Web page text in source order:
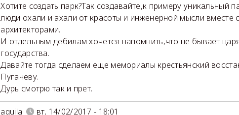
Хотите создать парк?Так создавайте,к примеру уникальный
люди охали и ахали от красоты и инженерной мысли вместе
архитекторами.
И отдельным дебилам хочется напомнить,что не бывает
государства.
Давайте тогда сделаем еще мемориалы крестьянский
Пугачеву.
Дурь смотрю так и прет.
aquila вт, 14/02/2017 - 18:01